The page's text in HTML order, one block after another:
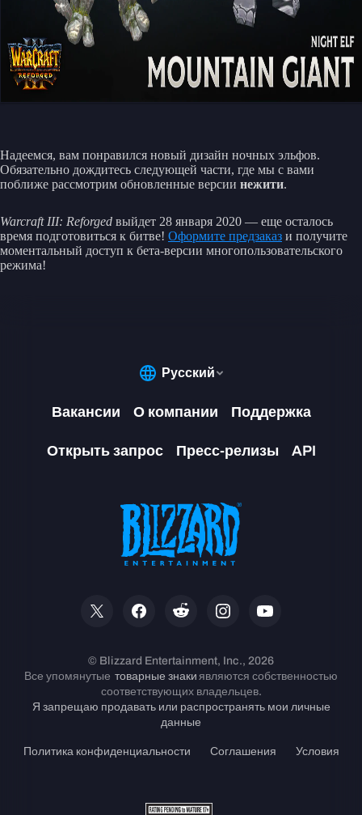
Надеемся, вам понравился новый дизайн ночных эльфов.
Обязательно дождитесь следующей части, где мы с вами
поближе рассмотрим обновленные версии нежити.
Warcraft III: Reforged выйдет 28 января 2020 — еще осталось
время подготовиться к битве! Оформите предзаказ и получите
моментальный доступ к бета-версии многопользовательского
режима!